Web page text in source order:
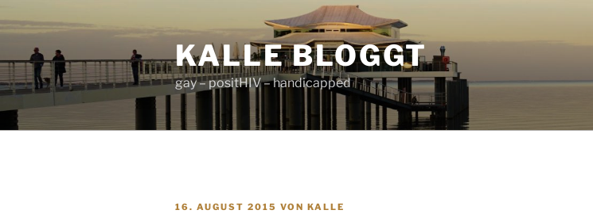
Inhalt
springen
KALLE BLOGGT
gay – positHIV – handicapped
VERÖFFENTLICHT
16. AUGUST 2015 VON KALLE